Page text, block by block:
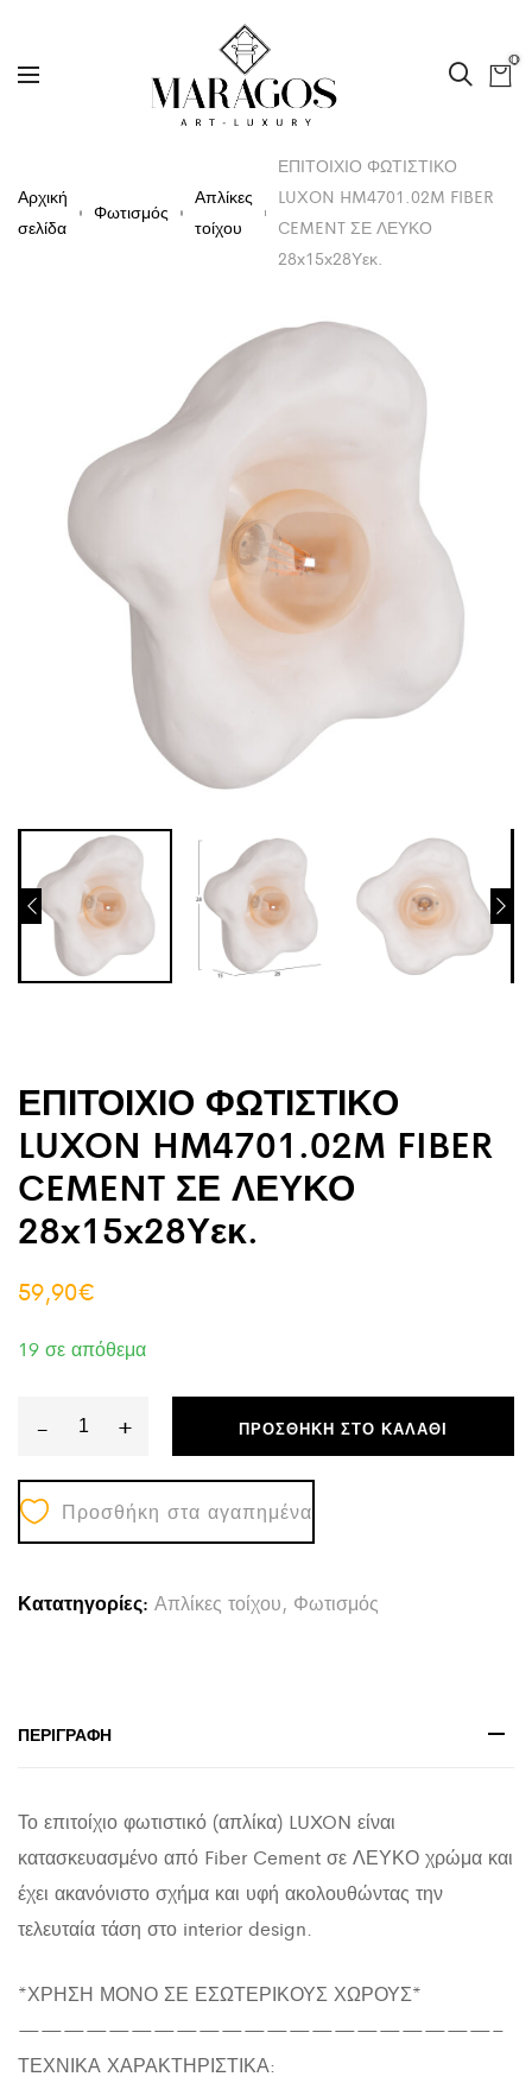
0
Αρχική
σελίδα
Φωτισμός
Απλίκες
τοίχου
ΕΠΙΤΟΙΧΙΟ ΦΩΤΙΣΤΙΚΟ
LUXON HM4701.02M FIBER
CEMENT ΣΕ ΛΕΥΚΟ
28x15x28Υεκ.
ΕΠΙΤΟΙΧΙΟ ΦΩΤΙΣΤΙΚΟ
LUXON HM4701.02M FIBER
CEMENT ΣΕ ΛΕΥΚΟ
28x15x28Υεκ.
59,90€
19 σε απόθεμα
-
ΕΠΙΤΟΙΧΙΟ
ΦΩΤΙΣΤΙΚΟ
LUXON
HM4701.02M
CEMENT
28x15x28Υεκ.
+ ΠΡΟΣΘΉΚΗ ΣΤΟ ΚΑΛΆΘΙ
Προσθήκη στα αγαπημένα
Κατατηγορίες: Απλίκες τοίχου, Φωτισμός
ΠΕΡΙΓΡΑΦΉ
Το επιτοίχιο φωτιστικό (απλίκα) LUXON είναι
κατασκευασμένο από Fiber Cement σε ΛΕΥΚΟ χρώμα και
έχει ακανόνιστο σχήμα και υφή ακολουθώντας την
τελευταία τάση στο interior design.
*ΧΡΗΣΗ ΜΟΝΟ ΣΕ ΕΣΩΤΕΡΙΚΟΥΣ ΧΩΡΟΥΣ*
—————————————————————–
ΤΕΧΝΙΚΑ ΧΑΡΑΚΤΗΡΙΣΤΙΚΑ: